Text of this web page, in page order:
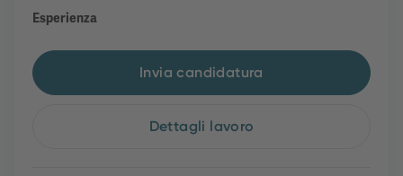
Esperienza
Invia candidatura
Dettagli lavoro